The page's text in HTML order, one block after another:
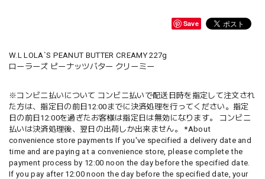
Save
W.L LOLA`S PEANUT BUTTER CREAMY 227g
ローラーズ ピーナッツバター クリーミー
※コンビニ払いについて コンビニ払いで配送日時を指定して注文され
た方は、指定日の前日12:00までに決済処理を行ってください。指定
日の前日12:00を過ぎたお客様は指定日は無効になります。 コンビニ
払いは決済処理後、翌日の出荷しか出来ません。 *About
convenience store payments If you've specified a delivery date and
time and are paying at a convenience store, please complete the
payment process by 12:00 noon the day before the specified date.
If you pay after 12:00 noon the day before the specified date, your